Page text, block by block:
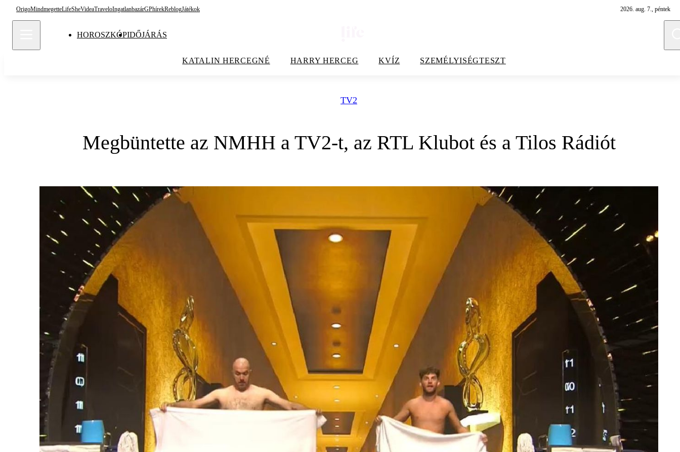
OrigoMindmegetteLifeSheVideaTraveloIngatlanbazárGPhírekReblogJátékok 2026. aug. 7., péntek
HOROSZKÓPIDŐJÁRÁS
KATALIN HERCEGNÉ HARRY HERCEG KVÍZ SZEMÉLYISÉGTESZT
TV2
Megbüntette az NMHH a TV2-t, az RTL Klubot és a Tilos Rádiót